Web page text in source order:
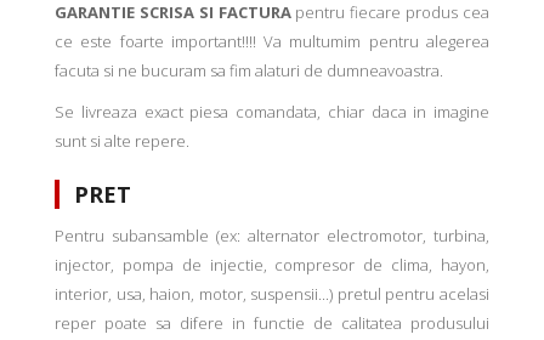
GARANTIE SCRISA SI FACTURApentru fiecare produs cea
ce este foarte important!!!! Va multumim pentru alegerea
facuta si ne bucuram sa fim alaturi de dumneavoastra.
Se livreaza exact piesa comandata, chiar daca in imagine
sunt si alte repere.
PRET
Pentru subansamble (ex: alternator electromotor, turbina,
injector, pompa de injectie, compresor de clima, hayon,
interior, usa, haion, motor, suspensii...) pretul pentru acelasi
reper poate sa difere in functie de calitatea produsului